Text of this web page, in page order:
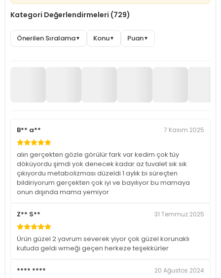
Kategori Değerlendirmeleri (729)
Önerilen Sıralama▼ Konu▼ Puan▼
B** a** 7 Kasım 2025
alın gerçekten gözle görülür fark var kedim çok tüy
döküyordu şimdi yok denecek kadar az tuvalet sık sık
çıkıyordu metabolizması düzeldi 1 aylık bi süreçten
bildiriyorum gerçekten çok iyi ve bayılıyor bu mamaya
onun dışında mama yemiyor
Z** S** 31 Temmuz 2025
Ürün güzel 2 yavrum severek yiyor çok güzel korunaklı
kutuda geldi wmeği geçen herkeze teşekkürler
**** **** 20 Ağustos 2024